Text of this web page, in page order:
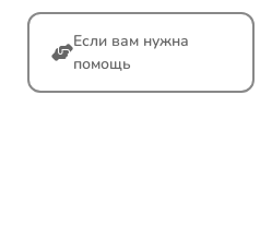
Если вам нужна
помощь